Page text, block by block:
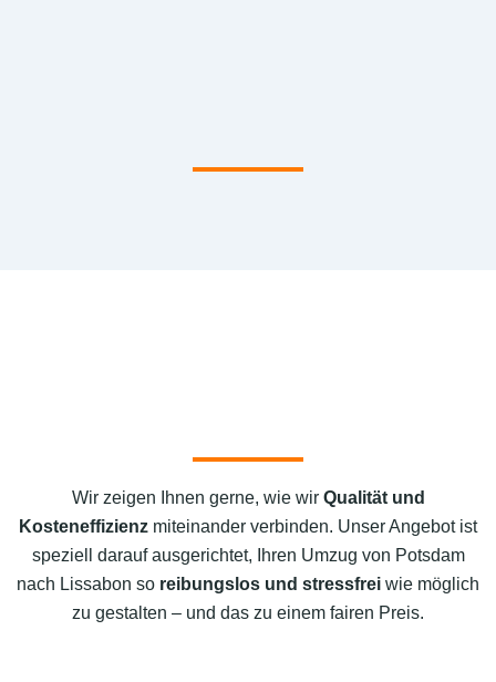
Wir zeigen Ihnen gerne, wie wir Qualität und
Kosteneffizienz miteinander verbinden. Unser Angebot ist
speziell darauf ausgerichtet, Ihren Umzug von Potsdam
nach Lissabon so reibungslos und stressfrei wie möglich
zu gestalten – und das zu einem fairen Preis.